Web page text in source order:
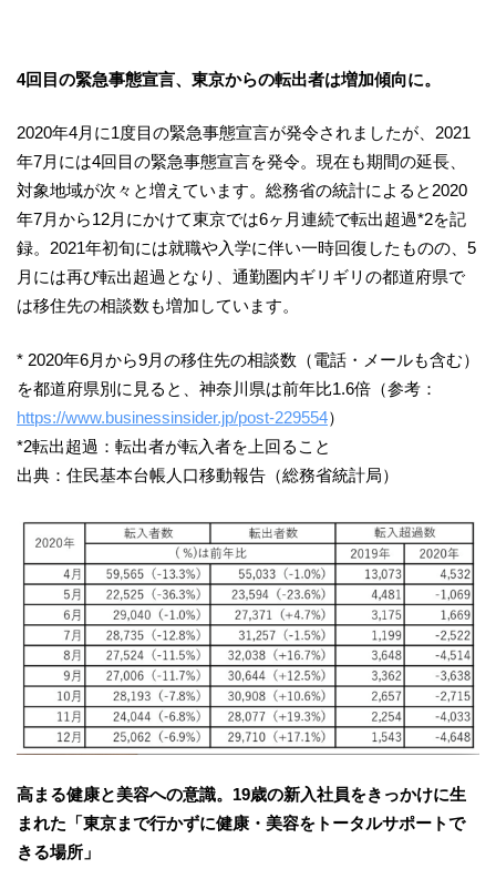
4回目の緊急事態宣言、 東京からの転出者は増加傾向に。
2020年4月に1度目の緊急事態宣言が発令されましたが、2021
年7月には4回目の緊急事態宣言を発令。現在も期間の延長、
対象地域が次々と増えています。総務省の統計によると2020
年7月から12月にかけて東京では6ヶ月連続で転出超過*2を記
録。2021年初旬には就職や入学に伴い一時回復したものの、5
月には再び転出超過となり、通勤圏内ギリギリの都道府県で
は移住先の相談数も増加しています。
* 2020年6月から9月の移住先の相談数（電話・メールも含む）
を都道府県別に見ると、神奈川県は前年比1.6倍（参考：
https://www.businessinsider.jp/post-229554）
*2転出超過：転出者が転入者を上回ること
出典：住民基本台帳人口移動報告（総務省統計局）
高まる健康と美容への意識。 19歳の新入社員をきっかけに生
まれた「東京まで行かずに健康・美容をトータルサポートで
きる場所 」